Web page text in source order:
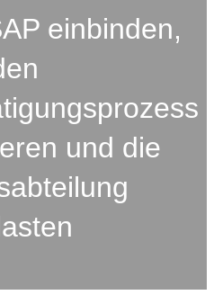
einbinden,
und die